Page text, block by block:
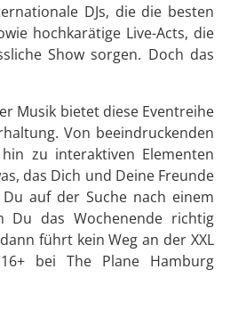
DJs, die die besten
hochkarätige Live-Acts, die
Show sorgen. Doch das
Musik bietet diese Eventreihe
Von beeindruckenden
zu interaktiven Elementen
das Dich und Deine Freunde
auf der Suche nach einem
das Wochenende richtig
führt kein Weg an der XXL
bei The Plane Hamburg